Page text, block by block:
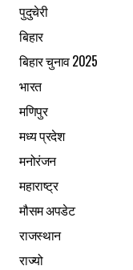
पुदुचेरी
बिहार
बिहार चुनाव 2025
भारत
मणिपुर
मध्य प्रदेश
मनोरंजन
महाराष्ट्र
मौसम अपडेट
राजस्थान
राज्यो